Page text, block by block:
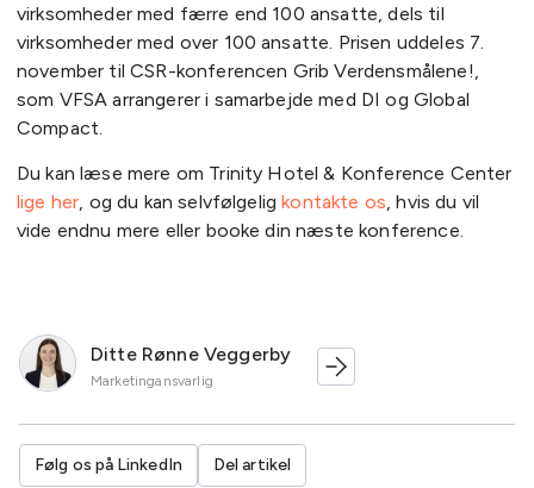
virksomheder med færre end 100 ansatte, dels til
virksomheder med over 100 ansatte. Prisen uddeles 7.
november til CSR-konferencen Grib Verdensmålene!,
som VFSA arrangerer i samarbejde med DI og Global
Compact.
Du kan læse mere om Trinity Hotel & Konference Center
lige her, og du kan selvfølgeligkontakte os, hvis du vil
vide endnu mere eller booke din næste konference.
Ditte Rønne Veggerby
Marketingansvarlig
Følg os på LinkedIn Del artikel